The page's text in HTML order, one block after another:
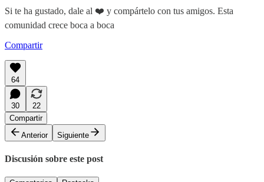
Si te ha gustado, dale al ❤️ y compártelo con tus amigos. Esta
comunidad crece boca a boca
Compartir
64
30
22
Compartir
Anterior
Siguiente
Discusión sobre este post